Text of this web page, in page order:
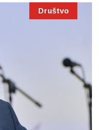
Društvo